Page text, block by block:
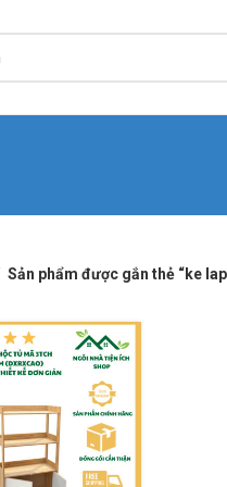
Sản phẩm được gắn thẻ “ke